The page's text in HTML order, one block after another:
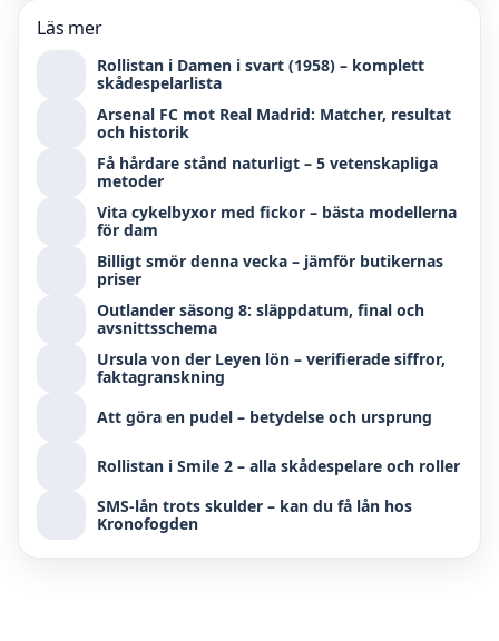
Läs mer
Rollistan i Damen i svart (1958) – komplett
skådespelarlista
Arsenal FC mot Real Madrid: Matcher, resultat
och historik
Få hårdare stånd naturligt – 5 vetenskapliga
metoder
Vita cykelbyxor med fickor – bästa modellerna
för dam
Billigt smör denna vecka – jämför butikernas
priser
Outlander säsong 8: släppdatum, final och
avsnittsschema
Ursula von der Leyen lön – verifierade siffror,
faktagranskning
Att göra en pudel – betydelse och ursprung
Rollistan i Smile 2 – alla skådespelare och roller
SMS-lån trots skulder – kan du få lån hos
Kronofogden